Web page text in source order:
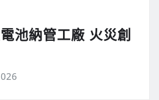
池納管工廠 火災創